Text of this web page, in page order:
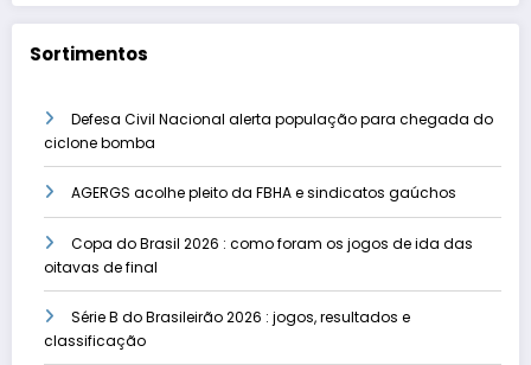
Sortimentos
Defesa Civil Nacional alerta população para chegada do
ciclone bomba
AGERGS acolhe pleito da FBHA e sindicatos gaúchos
Copa do Brasil 2026 : como foram os jogos de ida das
oitavas de final
Série B do Brasileirão 2026 : jogos, resultados e
classificação